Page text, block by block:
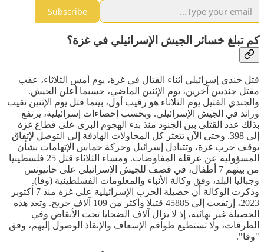
Subscribe
كم تبلغ خسائر الجيش الإسرائيلي في غزة؟
قتل جندي إسرائيلي أثناء القتال في غزة، يوم أمس الثلاثاء، عقب
مقتل جنديين آخرين، يوم الإثنين الماضي، حسبما أعلن الجيش.
والجندي القتيل يوم الثلاثاء هو رقيب أول، بينما قتل يوم الإثنين نقيب
ورائد في الجيش الإسرائيلي. وبحسب إحصاءات إسرائيلية، يرتفع
بذلك عدد القتلى بين الجنود منذ بدء الهجوم البري على قطاع غزة
إلى 398. وحتى الآن تتعثر كل المحاولات الهادفة إلى التوصل لإتفاق
يوقف حرب غزة، وتتبادل إسرائيل وحركة حماس الإتهامات بشأن
المسؤولية عن عرقلة المفاوضات. ومساء الثلاثاء قتل 25 فلسطينيا
من بينهم 7 أطفال، في قصف للجيش الإسرائيلي على خانيونس
وجباليا البلد، وفق وكالة الأنباء والمعلومات الفسلطينية (وفا).
وذكرت الوكالة أن حصيلة الحرب الإسرائيلية على غزة منذ 7 أكتوبر
2023، إرتفعت إلى 45885 قتيلا وأكثر من 109 آلاف جريح. وتعد هذه
الحصيلة غير نهائية، إذ لا يزال آلاف الضحايا تحت الأنقاض وفي
الطرقات، ولا تستطيع طواقم الإسعاف والإنقاذ الوصول إليهم، وفق
"وفا".